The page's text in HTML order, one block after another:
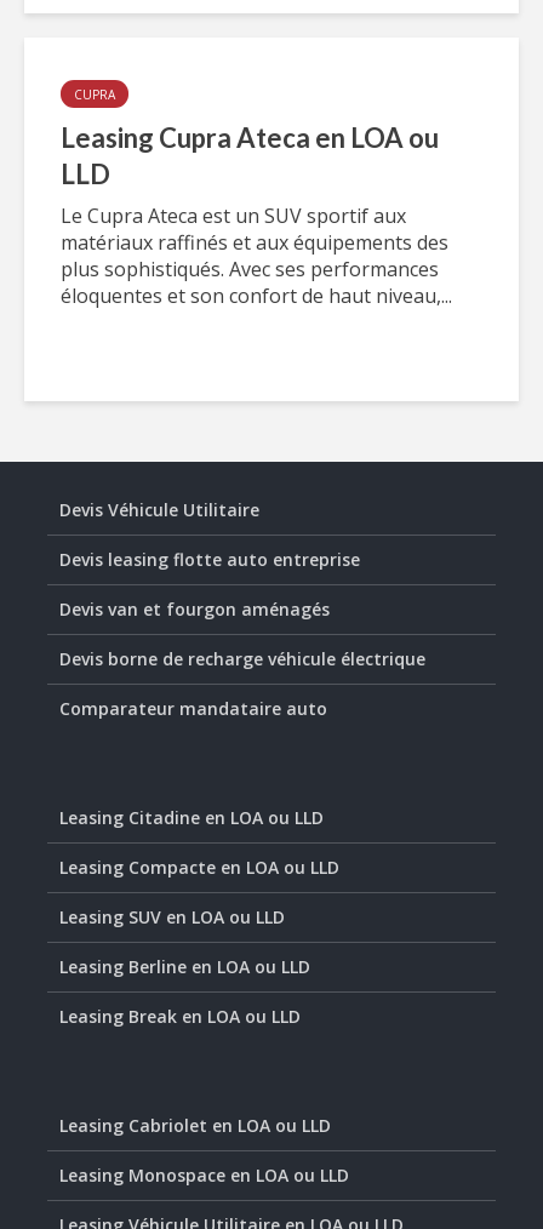
CUPRA
Leasing Cupra Ateca en LOA ou
LLD
Le Cupra Ateca est un SUV sportif aux
matériaux raffinés et aux équipements des
plus sophistiqués. Avec ses performances
éloquentes et son confort de haut niveau,...
Devis Véhicule Utilitaire
Devis leasing flotte auto entreprise
Devis van et fourgon aménagés
Devis borne de recharge véhicule électrique
Comparateur mandataire auto
Leasing Citadine en LOA ou LLD
Leasing Compacte en LOA ou LLD
Leasing SUV en LOA ou LLD
Leasing Berline en LOA ou LLD
Leasing Break en LOA ou LLD
Leasing Cabriolet en LOA ou LLD
Leasing Monospace en LOA ou LLD